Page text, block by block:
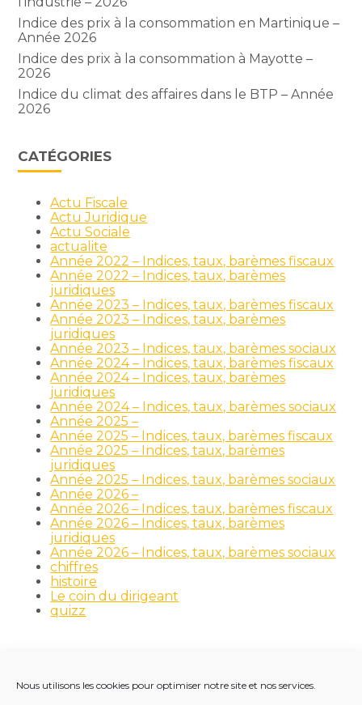
Nous utilisons les cookies pour optimiser notre site et nos services.
Indice des prix à la consommation en Martinique –
Année 2026
Indice des prix à la consommation à Mayotte –
2026
Indice du climat des affaires dans le BTP – Année
2026
CATÉGORIES
Actu Fiscale
Actu Juridique
Actu Sociale
actualite
Année 2022 – Indices, taux, barèmes fiscaux
Année 2022 – Indices, taux, barèmes
juridiques
Année 2023 – Indices, taux, barèmes fiscaux
Année 2023 – Indices, taux, barèmes
juridiques
Année 2023 – Indices, taux, barèmes sociaux
Année 2024 – Indices, taux, barèmes fiscaux
Année 2024 – Indices, taux, barèmes
juridiques
Année 2024 – Indices, taux, barèmes sociaux
Année 2025 –
Année 2025 – Indices, taux, barèmes fiscaux
Année 2025 – Indices, taux, barèmes
juridiques
Année 2025 – Indices, taux, barèmes sociaux
Année 2026 –
Année 2026 – Indices, taux, barèmes fiscaux
Année 2026 – Indices, taux, barèmes
juridiques
Année 2026 – Indices, taux, barèmes sociaux
chiffres
histoire
Le coin du dirigeant
quizz